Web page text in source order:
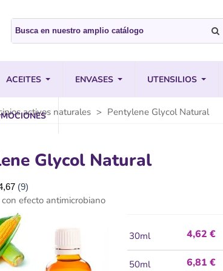
ACEITES ENVASES UTENSILIOS
activos naturales > Pentylene Glycol Natural
Glycol Natural
efecto antimicrobiano
30ml 4,62 €
50ml 6,81 €